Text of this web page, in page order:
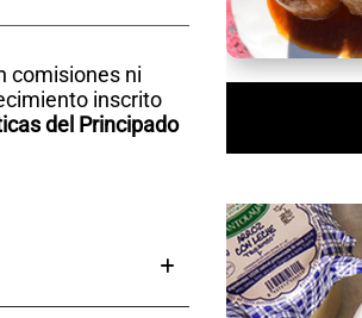
comisiones ni
inscrito
del Principado